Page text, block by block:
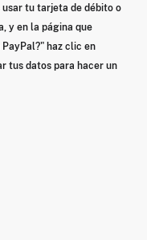
tu tarjeta de débito o
y en la página que
haz clic en
tus datos para hacer un